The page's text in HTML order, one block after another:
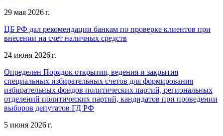
29 мая 2026 г.
ЦБ РФ дал рекомендации банкам по проверке клиентов при
внесении на счет наличных средств
24 июня 2026 г.
Определен Порядок открытия, ведения и закрытия
специальных избирательных счетов для формирования
избирательных фондов политических партий, региональных
отделений политических партий, кандидатов при проведении
выборов депутатов ГД РФ
5 июня 2026 г.